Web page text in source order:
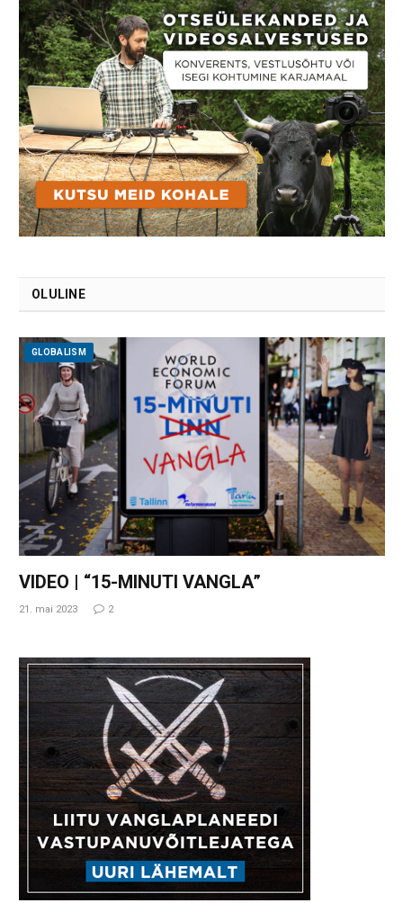
OLULINE
GLOBALISM
VIDEO | “15-MINUTI VANGLA”
21. mai 2023 2